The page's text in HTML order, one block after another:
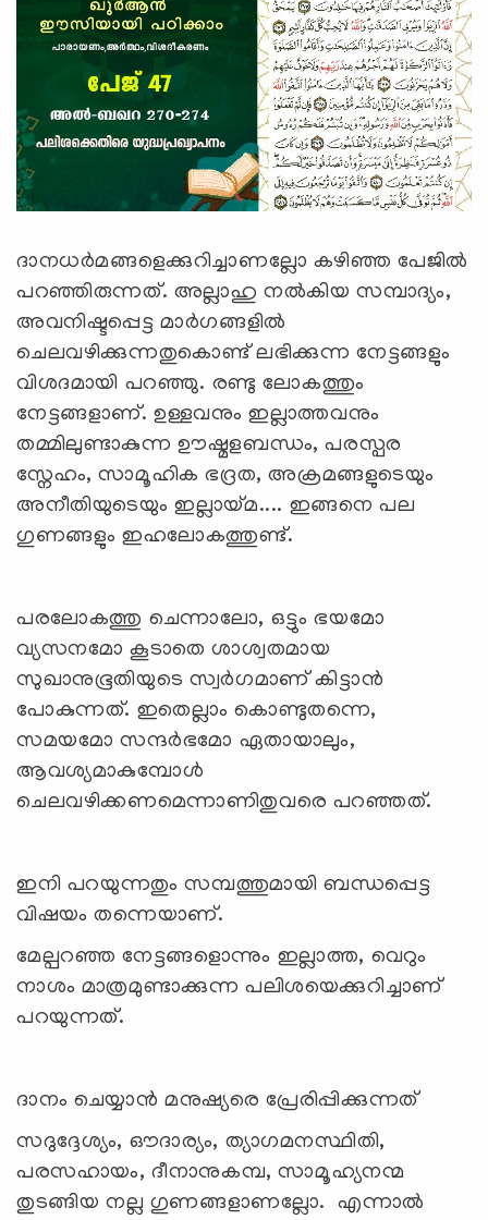
ദാനധര്‍മങ്ങളെക്കുറിച്ചാണല്ലോ കഴിഞ്ഞ പേജില്‍
പറഞ്ഞിരുന്നത്. അല്ലാഹു നല്‍കിയ സമ്പാദ്യം,
അവനിഷ്ടപ്പെട്ട മാര്‍ഗങ്ങളില്‍
ചെലവഴിക്കുന്നതുകൊണ്ട് ലഭിക്കുന്ന നേട്ടങ്ങളും
വിശദമായി പറഞ്ഞു. രണ്ടു ലോകത്തും
നേട്ടങ്ങളാണ്. ഉള്ളവനും ഇല്ലാത്തവനും
തമ്മിലുണ്ടാകുന്ന ഊഷ്മളബന്ധം, പരസ്പര
സ്നേഹം, സാമൂഹിക ഭദ്രത, അക്രമങ്ങളുടെയും
അനീതിയുടെയും ഇല്ലായ്മ.... ഇങ്ങനെ പല
ഗുണങ്ങളും ഇഹലോകത്തുണ്ട്.
പരലോകത്തു ചെന്നാലോ, ഒട്ടും ഭയമോ
വ്യസനമോ കൂടാതെ ശാശ്വതമായ
സുഖാനുഭൂതിയുടെ സ്വര്‍ഗമാണ് കിട്ടാന്‍
പോകുന്നത്. ഇതെല്ലാം കൊണ്ടുതന്നെ,
സമയമോ സന്ദര്‍ഭമോ ഏതായാലും,
ആവശ്യമാകുമ്പോള്‍
ചെലവഴിക്കണമെന്നാണിതുവരെ പറഞ്ഞത്.
ഇനി പറയുന്നതും സമ്പത്തുമായി ബന്ധപ്പെട്ട
വിഷയം തന്നെയാണ്.
മേല്പറഞ്ഞ നേട്ടങ്ങളൊന്നും ഇല്ലാത്ത, വെറും
നാശം മാത്രമുണ്ടാക്കുന്ന പലിശയെക്കുറിച്ചാണ്
പറയുന്നത്.
ദാനം ചെയ്യാന്‍ മനുഷ്യരെ പ്രേരിപ്പിക്കുന്നത്
സദുദ്ദേശ്യം, ഔദാര്യം, ത്യാഗമനസ്ഥിതി,
പരസഹായം, ദീനാനുകമ്പ, സാമൂഹ്യനന്മ
തുടങ്ങിയ നല്ല ഗുണങ്ങളാണല്ലോ. എന്നാല്‍